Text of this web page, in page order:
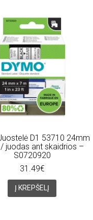
D1 53710 24mm
juodas ant skaidrios –
S0720920
31.49€
Į KREPŠELĮ